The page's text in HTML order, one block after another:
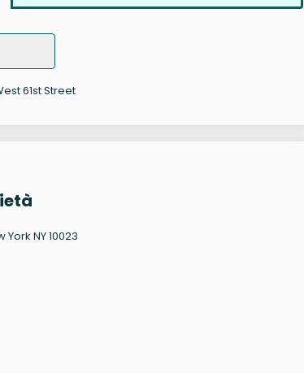
61st Street
York NY 10023